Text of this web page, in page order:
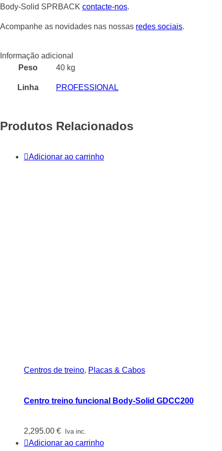
Body-Solid SPRBACK contacte-nos.
Acompanhe as novidades nas nossas redes sociais.
Informação adicional
Peso
40 kg
Linha PROFESSIONAL
Produtos Relacionados
Adicionar ao carrinho
Centros de treino, Placas & Cabos
Centro treino funcional Body-Solid GDCC200
2,295.00 € Iva inc.
Adicionar ao carrinho